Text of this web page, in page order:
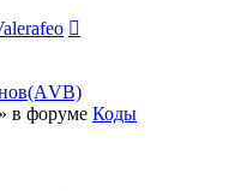
» в форуме Коды